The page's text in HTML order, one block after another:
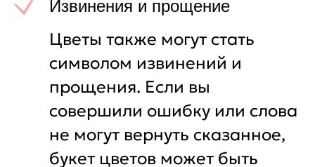
Извинения и прощение
Цветы также могут стать
символом извинений и
прощения. Если вы
совершили ошибку или слова
не могут вернуть сказанное,
букет цветов может быть